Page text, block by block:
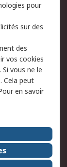
e-mails
générales
RS
chez RS
pour
sur des
des
vos cookies
vous ne le
Cela peut
en savoir